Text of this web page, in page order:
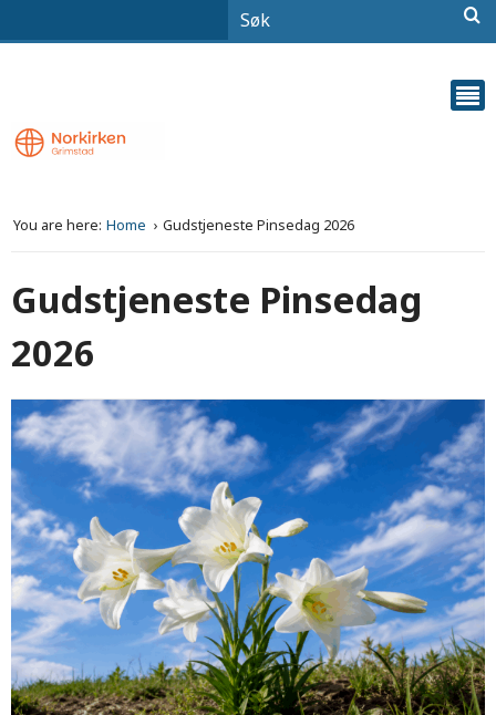
You are here: Home Gudstjeneste Pinsedag 2026
Gudstjeneste Pinsedag
2026